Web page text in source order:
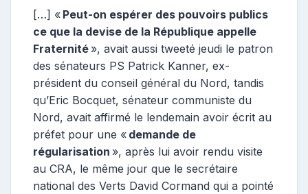
[…] « Peut-on espérer des pouvoirs publics
ce que la devise de la République appelle
Fraternité », avait aussi tweeté jeudi le patron
des sénateurs PS Patrick Kanner, ex-
président du conseil général du Nord, tandis
qu’Eric Bocquet, sénateur communiste du
Nord, avait affirmé le lendemain avoir écrit au
préfet pour une « demande de
régularisation », après lui avoir rendu visite
au CRA, le même jour que le secrétaire
national des Verts David Cormand qui a pointé